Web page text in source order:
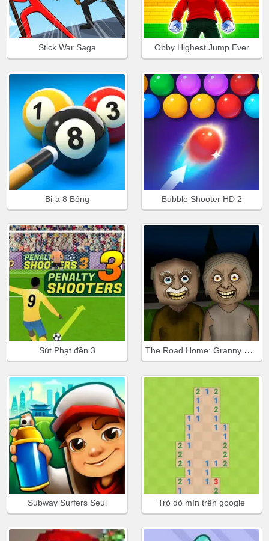
Stick War Saga Obby Highest Jump Ever
Bi-a 8 Bóng Bubble Shooter HD 2
Sút Phạt đền 3 The Road Home: Granny Escape
Subway Surfers Seul Trò dò mìn trên google